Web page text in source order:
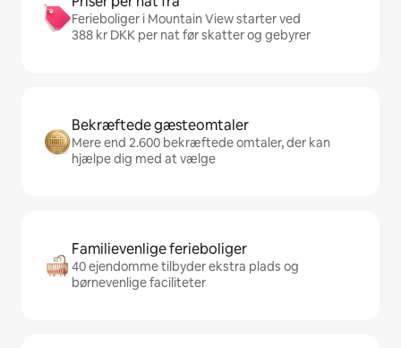
Ferieboliger i Mountain View starter ved
388 kr DKK per nat før skatter og gebyrer
Bekræftede gæsteomtaler
Mere end 2.600 bekræftede omtaler, der kan
hjælpe dig med at vælge
Familievenlige ferieboliger
40 ejendomme tilbyder ekstra plads og
børnevenlige faciliteter